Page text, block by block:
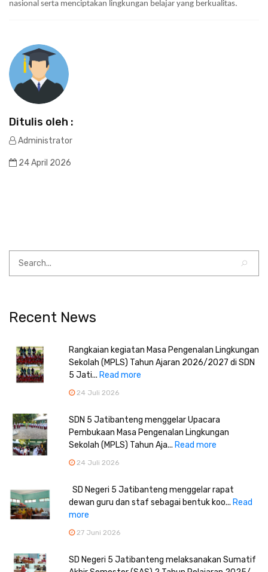
nasional serta menciptakan lingkungan belajar yang berkualitas.
Ditulis oleh :
Administrator
24 April 2026
Recent News
Rangkaian kegiatan Masa Pengenalan Lingkungan
Sekolah (MPLS) Tahun Ajaran 2026/2027 di SDN
5 Jati... Read more
24 Juli 2026
SDN 5 Jatibanteng menggelar Upacara
Pembukaan Masa Pengenalan Lingkungan
Sekolah (MPLS) Tahun Aja... Read more
24 Juli 2026
SD Negeri 5 Jatibanteng menggelar rapat
dewan guru dan staf sebagai bentuk koo... Read
more
27 Juni 2026
SD Negeri 5 Jatibanteng melaksanakan Sumatif